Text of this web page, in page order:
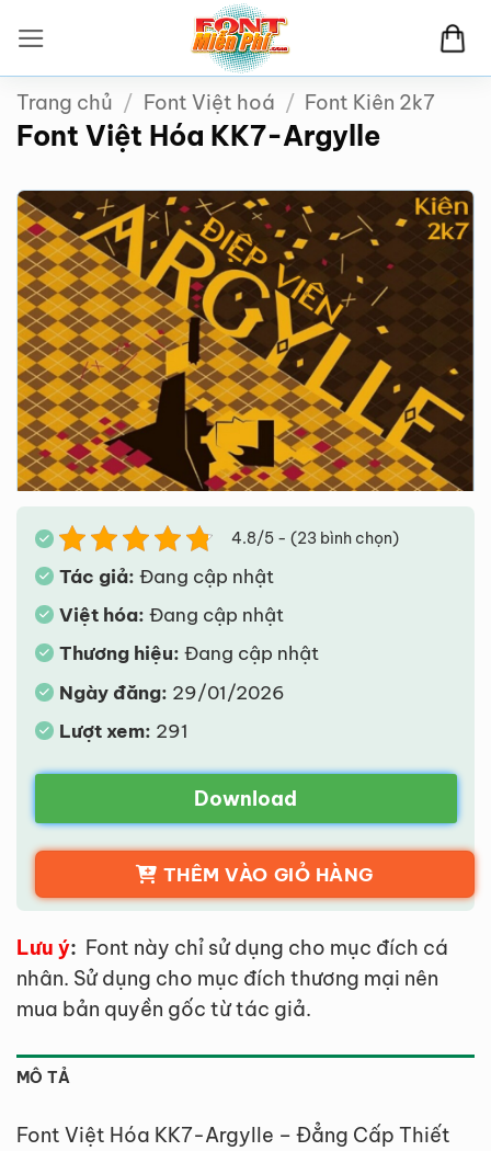
qua
nội
dung
Trang chủ / Font Việt hoá / Font Kiên 2k7
Font Việt Hóa KK7-Argylle
4.8/5 - (23 bình chọn)
Tác giả: Đang cập nhật
Việt hóa: Đang cập nhật
Thương hiệu: Đang cập nhật
Ngày đăng: 29/01/2026
Lượt xem: 291
Download
THÊM VÀO GIỎ HÀNG
Lưu ý: Font này chỉ sử dụng cho mục đích cá
nhân. Sử dụng cho mục đích thương mại nên
mua bản quyền gốc từ tác giả.
MÔ TẢ
Font Việt Hóa KK7-Argylle – Đẳng Cấp Thiết